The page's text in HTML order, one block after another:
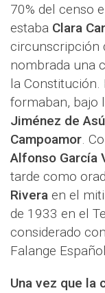
70% del censo
estaba Clara
circunscripción
nombrada una
la
formaban, bajo
Jiménez de
Campoamor.
Alfonso García
tarde como
Rivera en el
de 1933 en el
considerado
Falange
Una vez que la